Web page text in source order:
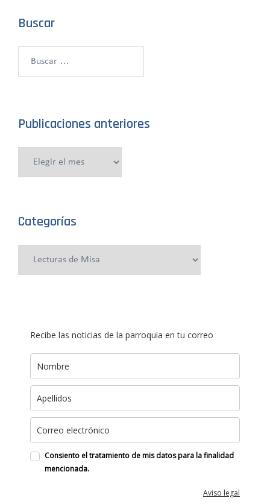
Buscar
Publicaciones anteriores
Categorías
Recibe las noticias de la parroquia en tu correo
Consiento el tratamiento de mis datos para la finalidad
mencionada.
Aviso legal